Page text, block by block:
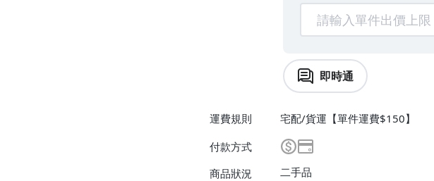
即時通
運費規則
宅配/貨運【單件運費$150】
付款方式
商品狀況
二手品